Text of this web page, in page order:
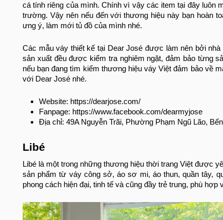
cá tính riêng của mình. Chính vì vậy các item tại đây luôn
trường. Vậy nên nếu đến với thương hiệu này bạn hoàn
ưng ý, làm mới tủ đồ của mình nhé.
Các mẫu váy thiết kế tại Dear José được làm nên bởi
sản xuất đều được kiểm tra nghiêm ngặt, đảm bảo từng
nếu bạn đang tìm kiếm thương hiệu váy Việt đảm bảo về
với Dear José nhé.
Website: https://dearjose.com/
Fanpage: https://www.facebook.com/dearmyjose
Địa chỉ: 49A Nguyễn Trãi, Phường Phạm Ngũ Lão,
Libé
Libé là một trong những thương hiệu thời trang Việt được
sản phẩm từ váy công sở, áo sơ mi, áo thun, quần tây,
phong cách hiện đại, tinh tế và cũng đầy trẻ trung, phù hợp